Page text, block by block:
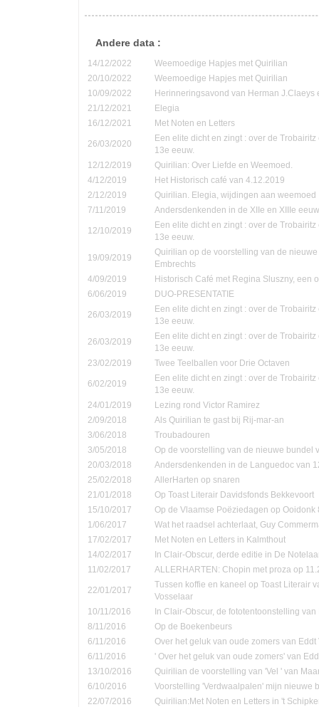
Andere data :
14/12/2022
Weemoedige Hapjes met Quirilian
20/10/2022
Weemoedige Hapjes met Quirilian
10/09/2022
Herinneringsavond van Herman J.Claeys
21/12/2021
Elegia
16/12/2021
Met Noten en Letters
26/03/2020
Een elite dicht en zingt : over de
13e eeuw.
12/12/2019
Quirilian: Over Liefde en Weemoed.
4/12/2019
Het Historisch café van 4.12.2019
2/12/2019
Quirilian. Elegia, wijdingen aan weemoed
7/11/2019
Andersdenkenden in de XIIe en XIIIe
12/10/2019
Een elite dicht en zingt : over de
13e eeuw.
19/09/2019
Quirilian op de voorstelling van de
Embrechts
4/09/2019
Historisch Café met Regina Sluszny, een
6/06/2019
DUO-PRESENTATIE
26/03/2019
Een elite dicht en zingt : over de
13e eeuw.
26/03/2019
Een elite dicht en zingt : over de
13e eeuw.
23/02/2019
Twee Teelballen voor Drie Octaven
6/02/2019
Een elite dicht en zingt : over de
13e eeuw.
24/01/2019
Lezing rond Victor Ramirez
2/09/2018
Als Quirilian te gast bij Rij-mar-an
3/06/2018
Troubadouren
3/05/2018
Op de voorstelling van de nieuwe bundel
20/03/2018
Andersdenkenden in de Languedoc van
25/02/2018
AllerHarten op snaren
21/01/2018
Op Toast Literair Davidsfonds Bekkevoort
15/10/2017
Op de Vlaamse Poëziedagen op
1/06/2017
Wat het raadsel achterlaat, Guy
17/02/2017
Met Noten en Letters in Kalmthout
14/02/2017
In Clair-Obscur, derde editie in De
11/02/2017
ALLERHARTEN: Chopin met proza op
22/01/2017
Tussen koffie en kaneel op Toast Literair
Vosselaar
10/11/2016
In Clair-Obscur, de fototentoonstelling
8/11/2016
Op de Boekenbeurs
6/11/2016
Over het geluk van oude zomers van Eddt
6/11/2016
' Over het geluk van oude zomers' van
13/10/2016
Quirilian de voorstelling van 'Vel ' van
6/10/2016
Voorstelling 'Verdwaalpalen' mijn nieuwe
22/07/2016
Quirilian:Met Noten en Letters in 't